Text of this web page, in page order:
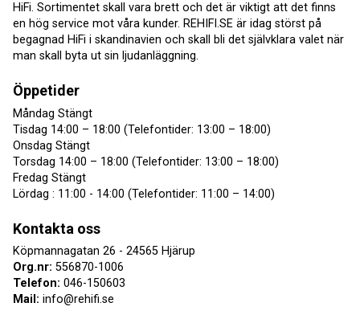
HiFi. Sortimentet skall vara brett och det är viktigt att det finns
en hög service mot våra kunder. REHIFI.SE är idag störst på
begagnad HiFi i skandinavien och skall bli det självklara valet när
man skall byta ut sin ljudanläggning.
Öppetider
Måndag Stängt
Tisdag 14:00 – 18:00 (Telefontider: 13:00 – 18:00)
Onsdag Stängt
Torsdag 14:00 – 18:00 (Telefontider: 13:00 – 18:00)
Fredag Stängt
Lördag : 11:00 - 14:00 (Telefontider: 11:00 – 14:00)
Kontakta oss
Köpmannagatan 26 - 24565 Hjärup
Org.nr: 556870-1006
Telefon: 046-150603
Mail: info@rehifi.se